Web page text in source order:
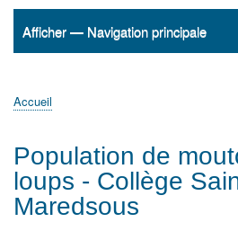
Navigation
Afficher — Navigation principale
Accueil
ActualitésMATh.en.JEANS ?
Régions et Ateliers
Créer, gérer un atelier
Sujets/Publications
Congrès
d'Ariane
Accueil
Population de
loups - Collège
Maredsous